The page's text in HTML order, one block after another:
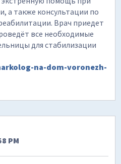
а также консультации по
Врач приедет
все необходимые
для стабилизации
na-dom-voronezh-
PM